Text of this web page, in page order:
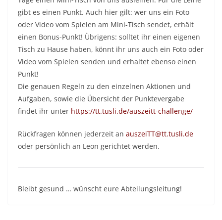
gibt es einen Punkt. Auch hier gilt: wer uns ein Foto
oder Video vom Spielen am Mini-Tisch sendet, erhält
einen Bonus-Punkt! Übrigens: solltet ihr einen eigenen
Tisch zu Hause haben, könnt ihr uns auch ein Foto oder
Video vom Spielen senden und erhaltet ebenso einen
Punkt!
Die genauen Regeln zu den einzelnen Aktionen und
Aufgaben, sowie die Übersicht der Punktevergabe
findet ihr unter https://tt.tusli.de/auszeitt-challenge/
Rückfragen können jederzeit an auszeiTT@tt.tusli.de
oder persönlich an Leon gerichtet werden.
Bleibt gesund … wünscht eure Abteilungsleitung!